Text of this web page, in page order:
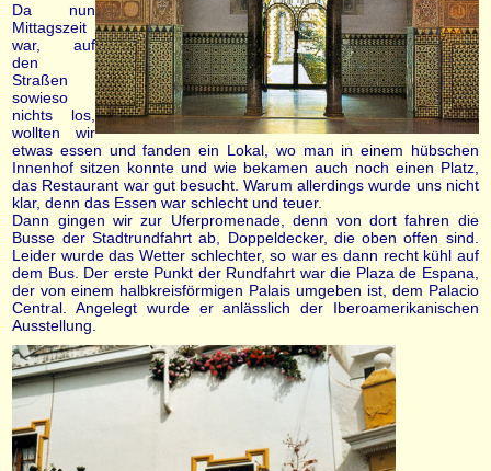
Da nun
Mittagszeit
war, auf
den
Straßen
sowieso
nichts los,
wollten wir
etwas essen und fanden ein Lokal, wo man in einem hübschen
Innenhof sitzen konnte und wie bekamen auch noch einen Platz,
das Restaurant war gut besucht. Warum allerdings wurde uns nicht
klar, denn das Essen war schlecht und teuer.
Dann gingen wir zur Uferpromenade, denn von dort fahren die
Busse der Stadtrundfahrt ab, Doppeldecker, die oben offen sind.
Leider wurde das Wetter schlechter, so war es dann recht kühl auf
dem Bus. Der erste Punkt der Rundfahrt war die Plaza de Espana,
der von einem halbkreisförmigen Palais umgeben ist, dem Palacio
Central. Angelegt wurde er anlässlich der Iberoamerikanischen
Ausstellung.